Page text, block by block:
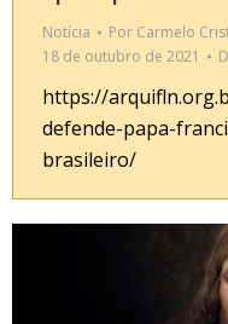
Notícia Por Carmelo
18 de outubro de 2021
https://
defende-papa-
brasileiro/